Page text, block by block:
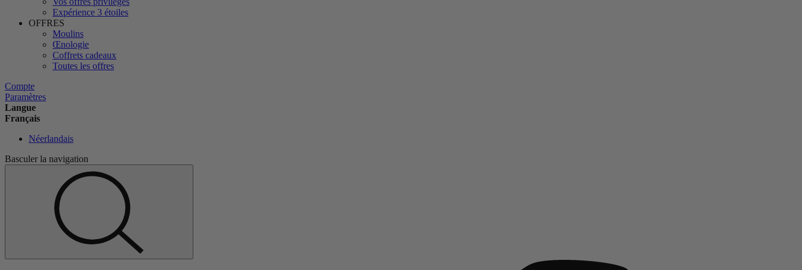
Expérience 3 étoiles
OFFRES
Moulins
Œnologie
Coffrets cadeaux
Toutes les offres
Compte
Paramètres
Langue
Français
Néerlandais
Basculer la navigation